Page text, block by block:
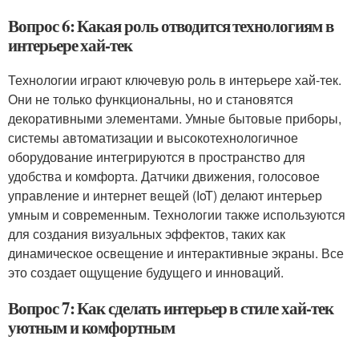
Вопрос 6: Какая роль отводится технологиям в
интерьере хай-тек
Технологии играют ключевую роль в интерьере хай-тек.
Они не только функциональны, но и становятся
декоративными элементами. Умные бытовые приборы,
системы автоматизации и высокотехнологичное
оборудование интегрируются в пространство для
удобства и комфорта. Датчики движения, голосовое
управление и интернет вещей (IoT) делают интерьер
умным и современным. Технологии также используются
для создания визуальных эффектов, таких как
динамическое освещение и интерактивные экраны. Все
это создает ощущение будущего и инноваций.
Вопрос 7: Как сделать интерьер в стиле хай-тек
уютным и комфортным